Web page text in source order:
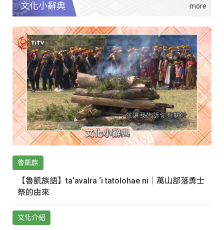
文化小辭典
魯凱族
【魯凱族語】ta‘avalra ‘i tatolohae ni｜萬山部落勇士
祭的由來
文化介紹